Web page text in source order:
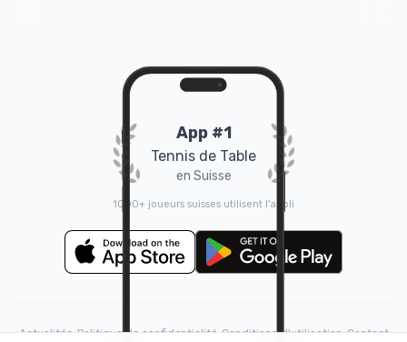
App #1
Tennis de Table
en Suisse
1000+ joueurs suisses utilisent l'appli
Actualités•Politique de confidentialité•Conditions d'utilisation•Contact